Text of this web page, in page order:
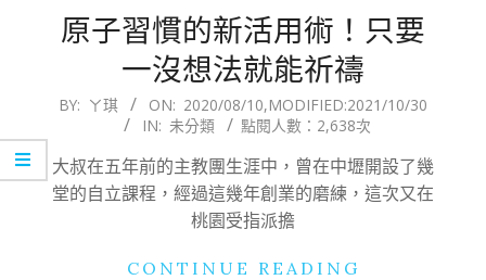
原子習慣的新活用術！只要
一沒想法就能祈禱
2020-
10
BY: ㄚ琪 ON: 2020/08/10,MODIFIED:2021/10/30
IN: 未分類 點閱人數：2,638次
大叔在五年前的主教團生涯中，曾在中壢開設了幾
堂的自立課程，經過這幾年創業的磨練，這次又在
桃園受指派擔
CONTINUE READING